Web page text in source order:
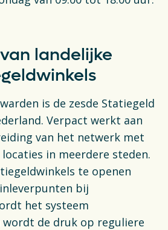
landelijke
is de zesde Statiegeld
Verpact werkt aan
van het netwerk met
in meerdere steden.
te openen
bij
het systeem
de druk op reguliere